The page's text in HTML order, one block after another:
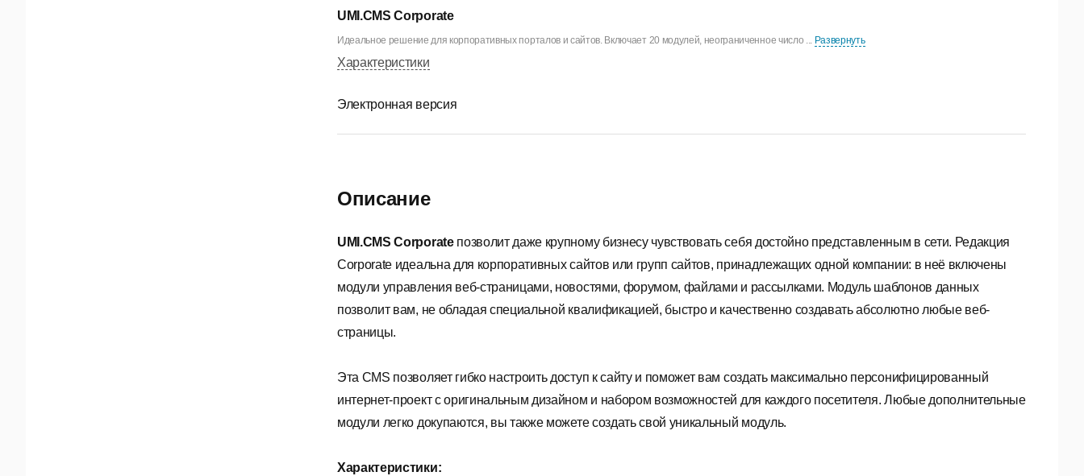
Описание
UMI.CMS Corporateпозволит даже крупному бизнесу чувствовать себя достойно представленным в сети. Редакция
Corporate идеальна для корпоративных сайтов или групп сайтов, принадлежащих одной компании: в неё включены
модули управления веб-страницами, новостями, форумом, файлами и рассылками. Модуль шаблонов данных
позволит вам, не обладая специальной квалификацией, быстро и качественно создавать абсолютно любые веб-
страницы.
Эта CMS позволяет гибко настроить доступ к сайту и поможет вам создать максимально персонифицированный
интернет-проект с оригинальным дизайном и набором возможностей для каждого посетителя. Любые дополнительные
модули легко докупаются, вы также можете создать свой уникальный модуль.
Характеристики:
UMI.CMS Corporate
Идеальное решение для корпоративных порталов и сайтов. Включает 20 модулей, неограниченное число ... Развернуть
Характеристики
Электронная версия